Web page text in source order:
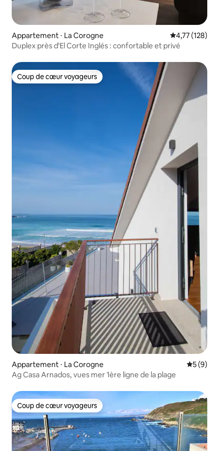
Appartement ⋅ La Corogne Évaluation
4,77 (128)
Duplex près d'El Corte Inglés : confortable et privé
Coup de cœur voyageurs
Coup de cœur voyageurs
Appartement ⋅ La Corogne
5 (9)
Ag Casa Arnados, vues mer 1ère ligne de la plage
Coup de cœur voyageurs
Coup de cœur voyageurs